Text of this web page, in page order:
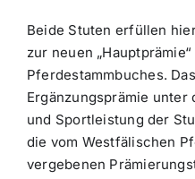
Beide Stuten erfüllen
zur neuen
Pferdestammbuches.
Ergänzungsprämie unter
und Sportleistung der
die vom Westfälischen
vergebenen